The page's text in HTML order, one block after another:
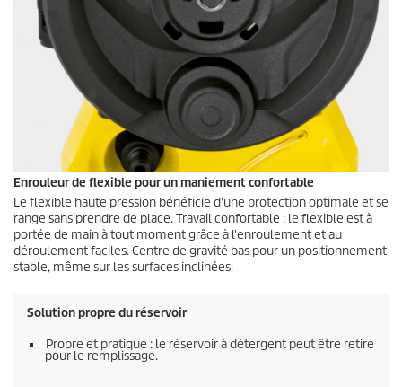
Enrouleur de flexible pour un maniement confortable
Le flexible haute pression bénéficie d'une protection optimale et se
range sans prendre de place. Travail confortable : le flexible est à
portée de main à tout moment grâce à l'enroulement et au
déroulement faciles. Centre de gravité bas pour un positionnement
stable, même sur les surfaces inclinées.
Solution propre du réservoir
Propre et pratique : le réservoir à détergent peut être retiré
pour le remplissage.